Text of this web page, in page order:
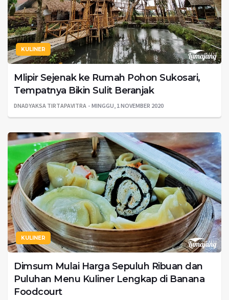
KULINER
Mlipir Sejenak ke Rumah Pohon Sukosari,
Tempatnya Bikin Sulit Beranjak
DNADYAKSA TIRTAPAVITRA MINGGU, 1 NOVEMBER 2020
KULINER
Dimsum Mulai Harga Sepuluh Ribuan dan
Puluhan Menu Kuliner Lengkap di Banana
Foodcourt